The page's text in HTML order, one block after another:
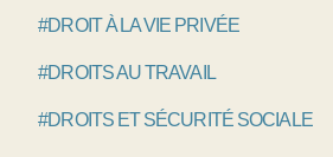
#DROIT À LA VIE PRIVÉE
#DROITS AU TRAVAIL
#DROITS ET SÉCURITÉ SOCIALE